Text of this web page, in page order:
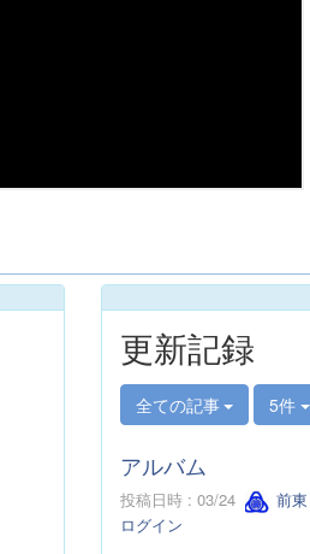
更新記録
全ての記事 5件
アルバム
投稿日時 : 03/24 前東
ログイン